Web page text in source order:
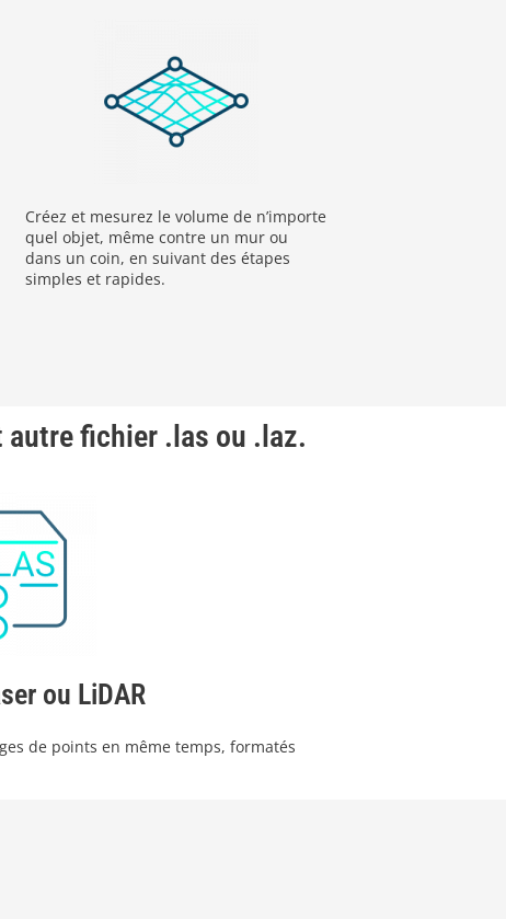
Créez et mesurez le volume de n’importe
quel objet, même contre un mur ou
dans un coin, en suivant des étapes
simples et rapides.
autre fichier .las ou .laz.
ou LiDAR
de points en même temps, formatés